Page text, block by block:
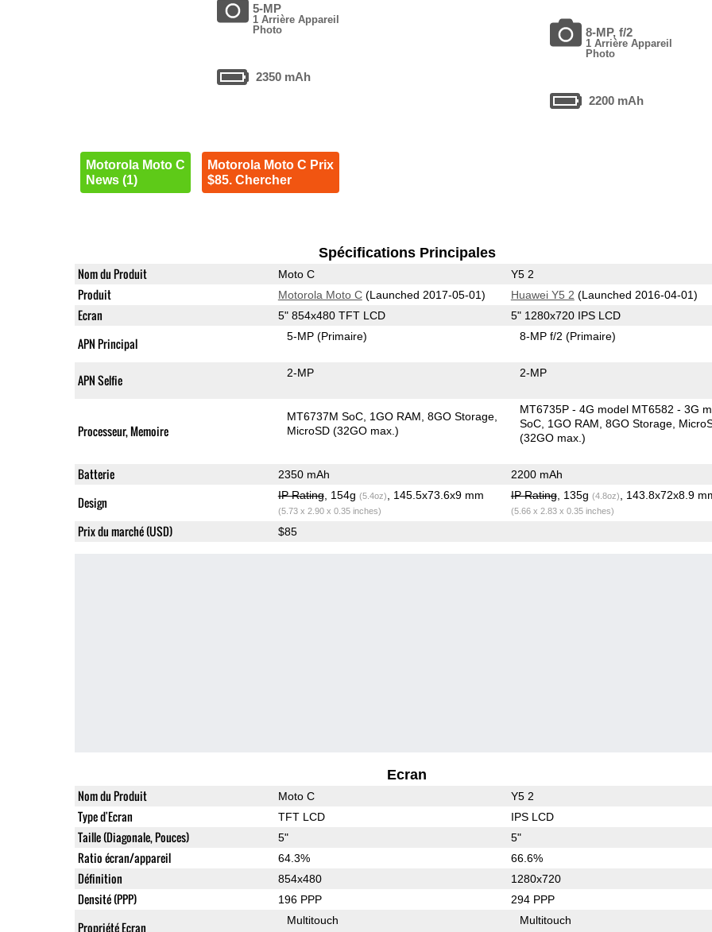
5-MP
1 Arrière Appareil
Photo
2350 mAh
Motorola Moto C
News (1)
Motorola Moto C Prix
$85. Chercher
8-MP, f/2
1 Arrière Appareil
Photo
2200 mAh
Spécifications Principales
Nom du Produit Moto C Y5 2
Produit Motorola Moto C(Launched 2017-05-01) Huawei Y5 2 (Launched 2016-04-01)
Ecran 5" 854x480 TFT LCD 5" 1280x720 IPS LCD
APN Principal 5-MP(Primaire) 8-MP f/2(Primaire)
APN Selfie 2-MP 2-MP
Processeur, Memoire
MT6737M SoC 1GO RAM 8GO Storage
MicroSD (32GO max.)
MT6735P - 4G model MT6582 - 3G
SoC 1GO RAM 8GO Storage
(32GO max.)
Batterie 2350 mAh 2200 mAh
Design IP Rating, 154g (5.4oz) , 145.5x73.6x9 mm
(5.73 x 2.90 x 0.35 inches)
IP Rating, 135g (4.8oz) , 143.8x72x8.9
(5.66 x 2.83 x 0.35 inches)
Prix du marché (USD) $85
Ecran
Nom du Produit Moto C Y5 2
Type d'Ecran TFT LCD IPS LCD
Taille (Diagonale, Pouces) 5" 5"
Ratio écran/appareil 64.3% 66.6%
Définition 854x480 1280x720
Densité (PPP) 196 PPP 294 PPP
Propriété Ecran Multitouch Multitouch